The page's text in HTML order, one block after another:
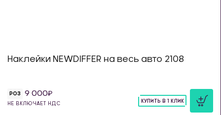
Наклейки NEWDIFFER на весь авто 2108
РОЗ 9 000
НЕ ВКЛЮЧАЕТ НДС
КУПИТЬ В 1 КЛИК